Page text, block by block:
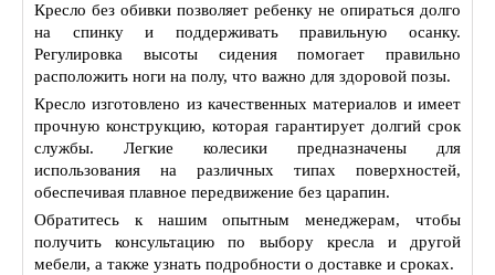
Кресло без обивки позволяет ребенку не опираться долго
на спинку и поддерживать правильную осанку.
Регулировка высоты сидения помогает правильно
расположить ноги на полу, что важно для здоровой позы.
Кресло изготовлено из качественных материалов и имеет
прочную конструкцию, которая гарантирует долгий срок
службы. Легкие колесики предназначены для
использования на различных типах поверхностей,
обеспечивая плавное передвижение без царапин.
Обратитесь к нашим опытным менеджерам, чтобы
получить консультацию по выбору кресла и другой
мебели, а также узнать подробности о доставке и сроках.